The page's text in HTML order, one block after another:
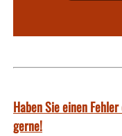
Haben Sie einen
gerne!